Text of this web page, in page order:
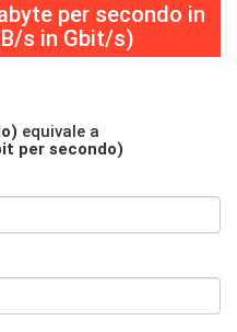
per secondo in
s in Gbit/s)
equivale a
per secondo)